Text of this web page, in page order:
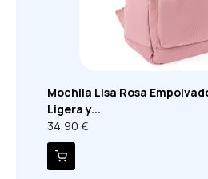
Mochila Lisa Rosa
Ligera y...
34,90 €